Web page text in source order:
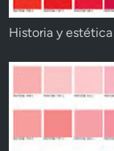
Historia y estética